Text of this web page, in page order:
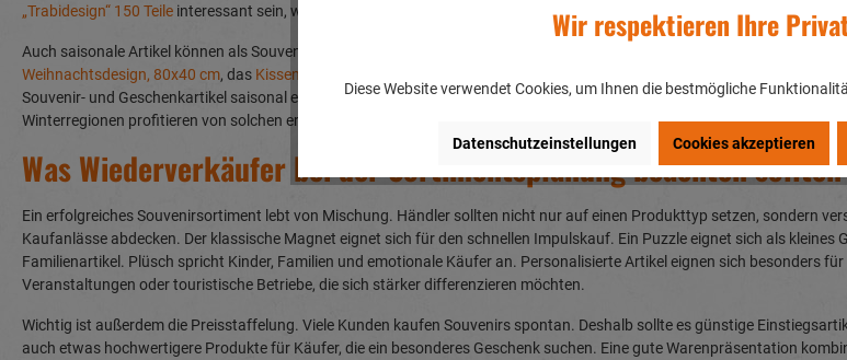
„Trabidesign“ 150 Teile interessant sein, weil es ein ikonisches Motiv mit Sammel- und Erinnerungswert verbindet.
Auch saisonale Artikel können als Souvenir funktionieren, wenn sie zum Standort oder zur Verkaufszeit passen. Das
Weihnachtsdesign, 80x40 cm, das Kissen Weihnachtsdesign, 40x40 cm
Souvenir- und Geschenkartikel saisonal erweitern lassen. Gerade Weihnachtsmärkte, Innenstadtlagen, Geschenkeshops
Winterregionen profitieren von solchen ergänzenden Themenwelten.
Was Wiederverkäufer bei der Sortimentsplanung beachten sollten
Ein erfolgreiches Souvenirsortiment lebt von Mischung. Händler sollten nicht nur auf einen Produkttyp setzen, sondern
Kaufanlässe abdecken. Der klassische Magnet eignet sich für den schnellen Impulskauf. Ein Puzzle eignet sich als kleines
Familienartikel. Plüsch spricht Kinder, Familien und emotionale Käufer an. Personalisierte Artikel eignen sich besonders für
Veranstaltungen oder touristische Betriebe, die sich stärker differenzieren möchten.
Wichtig ist außerdem die Preisstaffelung. Viele Kunden kaufen Souvenirs spontan. Deshalb sollte es günstige
auch etwas hochwertigere Produkte für Käufer, die ein besonderes Geschenk suchen. Eine gute Warenpräsentation
Wir respektieren Ihre
Diese Website verwendet Cookies, um Ihnen die bestmögliche
Datenschutzeinstellungen Cookies akzeptieren